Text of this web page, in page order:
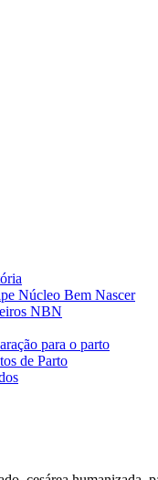
Núcleo Bem Nascer
NBN
para o parto
de Parto